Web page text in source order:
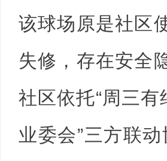
该球场原是社区
失修，存在安全
社区依托“周三
业委会”三方联